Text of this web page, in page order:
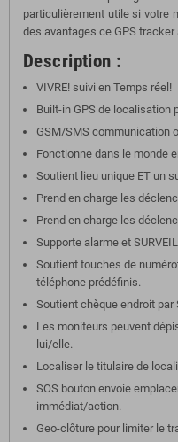
particulièrement utile si votre
des avantages ce GPS tracker
Description :
VIVRE! suivi en Temps réel!
Built-in GPS de localisation
GSM/SMS communication
Fonctionne dans le monde
Soutient lieu unique ET un
Prend en charge les
Prend en charge les
Supporte alarme et
Soutient touches de
téléphone prédéfinis.
Soutient chèque endroit par
Les moniteurs peuvent
lui/elle.
Localiser le titulaire de
SOS bouton envoie
immédiat/action.
Geo-clôture pour limiter le